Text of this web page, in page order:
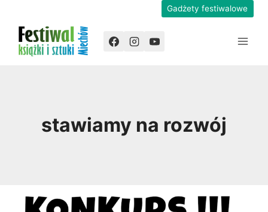
treści
Gadżety festiwalowe
stawiamy na rozwój